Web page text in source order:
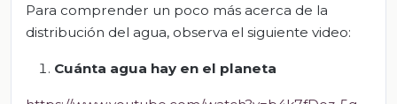
Para comprender un poco más acerca de la
distribución del agua, observa el siguiente video:
Cuánta agua hay en el planeta